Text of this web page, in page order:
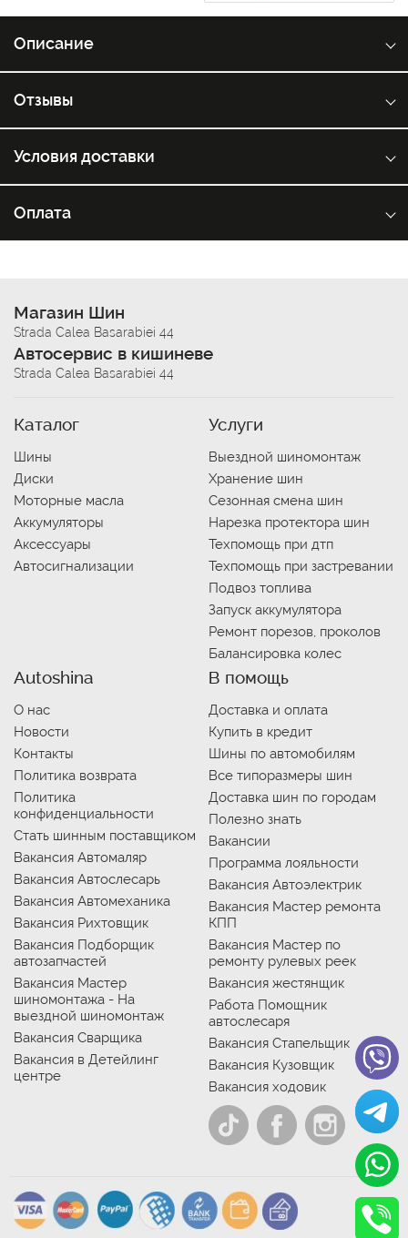
Описание
Отзывы
Условия доставки
Оплата
Магазин Шин
Strada Calea Basarabiei 44
Автосервис в кишиневе
Strada Calea Basarabiei 44
Каталог
Шины
Диски
Моторные масла
Аккумуляторы
Аксессуары
Автосигнализации
Услуги
Выездной шиномонтаж
Хранение шин
Сезонная смена шин
Нарезка протектора шин
Техпомощь при дтп
Техпомощь при застревании
Подвоз топлива
Запуск аккумулятора
Ремонт порезов, проколов
Балансировка колес
Autoshina
О нас
Новости
Контакты
Политика возврата
Политика
конфиденциальности
Стать шинным поставщиком
Вакансия Автомаляр
Вакансия Автослесарь
Вакансия Автомеханика
Вакансия Рихтовщик
Вакансия Подборщик
автозапчастей
Вакансия Мастер
шиномонтажа - На
выездной шиномонтаж
Вакансия Сварщика
Вакансия в Детейлинг
центре
В помощь
Доставка и оплата
Купить в кредит
Шины по автомобилям
Все типоразмеры шин
Доставка шин по городам
Полезно знать
Вакансии
Программа лояльности
Вакансия Автоэлектрик
Вакансия Мастер ремонта
КПП
Вакансия Мастер по
ремонту рулевых реек
Вакансия жестянщик
Работа Помощник
автослесаря
Вакансия Стапельщик
Вакансия Кузовщик
Вакансия ходовик